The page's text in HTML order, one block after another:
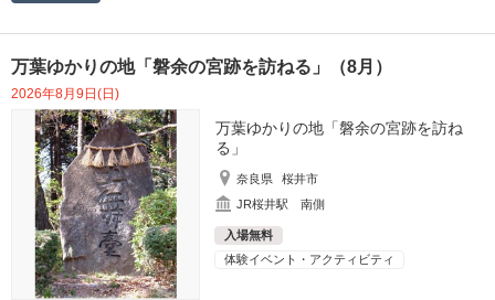
万葉ゆかりの地「磐余の宮跡を訪ねる」（8月）
2026年8月9日(日)
万葉ゆかりの地「磐余の宮跡を訪ね
る」
奈良県
桜井市
JR桜井駅 南側
入場無料
体験イベント・アクティビティ